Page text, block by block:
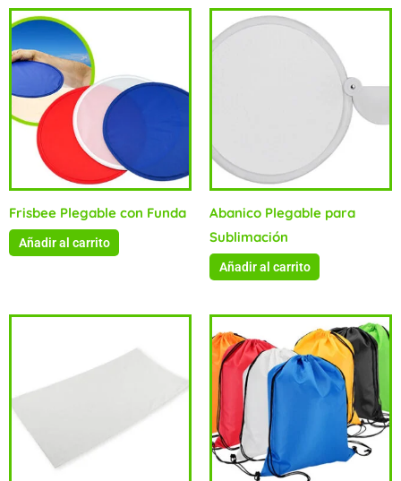
Frisbee Plegable con Funda
Añadir al carrito
Abanico Plegable para
Sublimación
Añadir al carrito